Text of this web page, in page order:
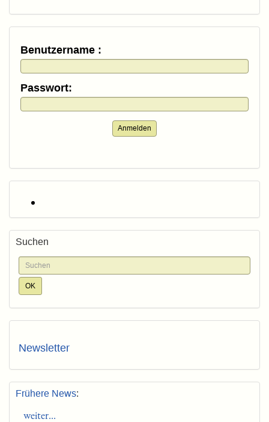
Benutzername :
Passwort:
Anmelden
Suchen
Newsletter
Frühere News:
weiter...